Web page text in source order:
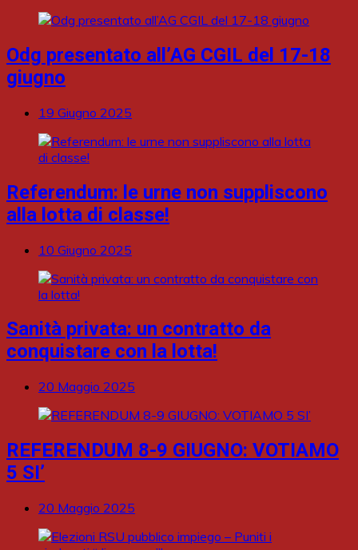
Odg presentato all’AG CGIL del 17-18
giugno
19 Giugno 2025
Referendum: le urne non suppliscono
alla lotta di classe!
10 Giugno 2025
Sanità privata: un contratto da
conquistare con la lotta!
20 Maggio 2025
REFERENDUM 8-9 GIUGNO: VOTIAMO
5 SI’
20 Maggio 2025